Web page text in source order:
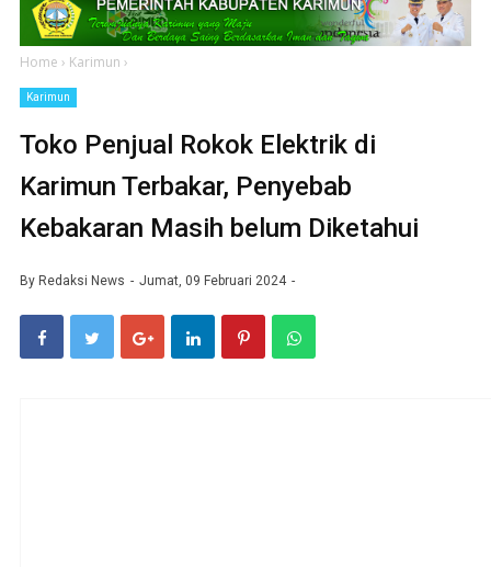
Home › Karimun ›
Karimun
Toko Penjual Rokok Elektrik di
Karimun Terbakar, Penyebab
Kebakaran Masih belum Diketahui
By Redaksi News Jumat, 09 Februari 2024